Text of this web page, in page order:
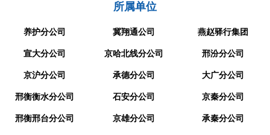
所属单位
养护分公司 冀翔通公司 燕赵驿行集团
宣大分公司 京哈北线分公司 邢汾分公司
京沪分公司 承德分公司 大广分公司
邢衡衡水分公司 石安分公司 京秦分公司
邢衡邢台分公司 京雄分公司 承秦分公司